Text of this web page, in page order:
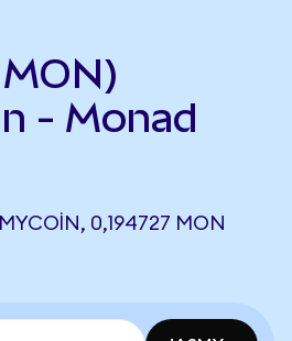
- Monad
0,194727 MON